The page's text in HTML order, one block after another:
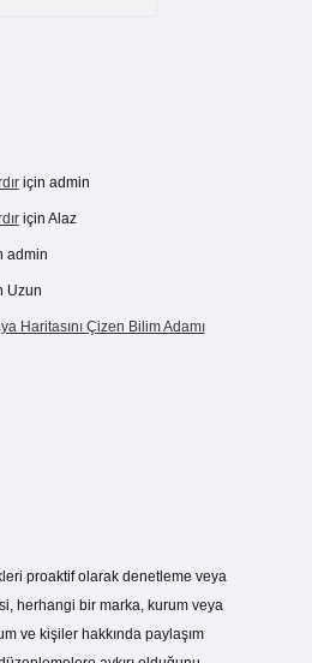
için admin
için Alaz
admin
Uzun
Haritasını Çizen Bilim Adamı
proaktif olarak denetleme veya
herhangi bir marka, kurum veya
ve kişiler hakkında paylaşım